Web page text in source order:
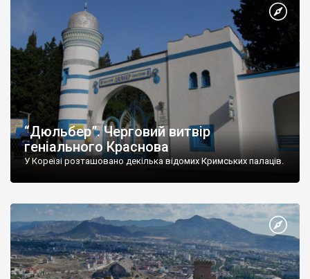
“Дюльбер”. Черговий витвір
геніального Краснова
У Кореїзі розташовано декілька відомих Кримських палаців.